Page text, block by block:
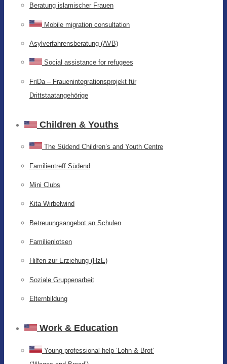
Beratung islamischer Frauen
Mobile migration consultation
Asylverfahrensberatung (AVB)
Social assistance for refugees
FriDa – Frauenintegrationsprojekt für
Drittstaatangehörige
Children & Youths
The Südend Children’s and Youth Centre
Familientreff Südend
Mini Clubs
Kita Wirbelwind
Betreuungsangebot an Schulen
Familienlotsen
Hilfen zur Erziehung (HzE)
Soziale Gruppenarbeit
Elternbildung
Work & Education
Young professional help ‘Lohn & Brot’